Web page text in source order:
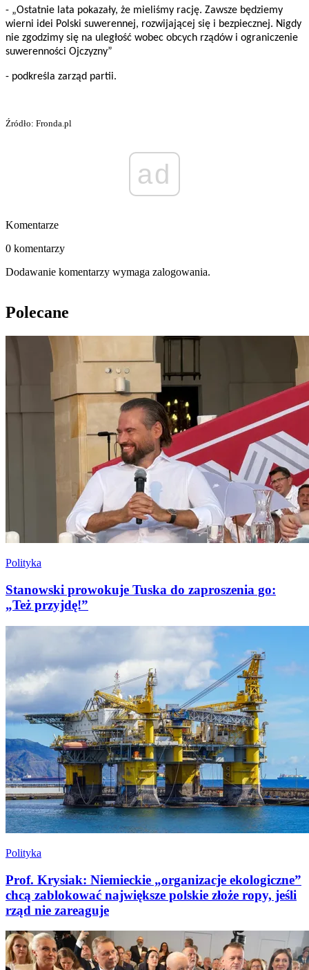
- „Ostatnie lata pokazały, że mieliśmy rację. Zawsze będziemy
wierni idei Polski suwerennej, rozwijającej się i bezpiecznej. Nigdy
nie zgodzimy się na uległość wobec obcych rządów i ograniczenie
suwerenności Ojczyzny”
- podkreśla zarząd partii.
Źródło: Fronda.pl
ad
Komentarze
0 komentarzy
Dodawanie komentarzy wymaga zalogowania.
Polecane
Polityka
Stanowski prowokuje Tuska do zaproszenia go:
„Też przyjdę!”
Polityka
Prof. Krysiak: Niemieckie „organizacje ekologiczne”
chcą zablokować największe polskie złoże ropy, jeśli
rząd nie zareaguje